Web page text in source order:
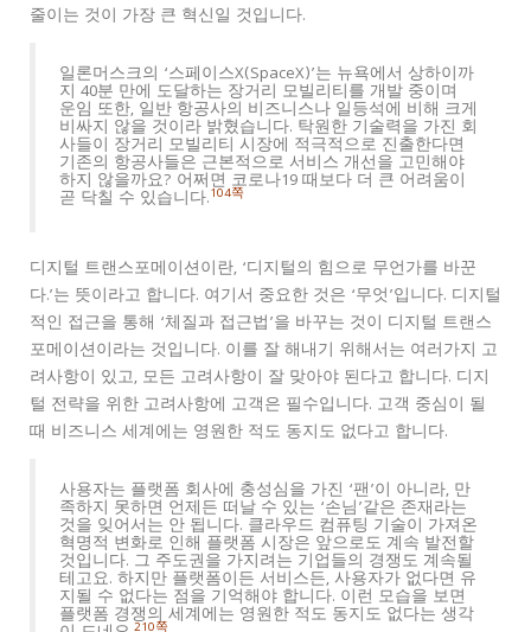
줄이는 것이 가장 큰 혁신일 것입니다.
일론머스크의 ‘스페이스X(SpaceX)’는 뉴욕에서 상하이까
지 40분 만에 도달하는 장거리 모빌리티를 개발 중이며
운임 또한, 일반 항공사의 비즈니스나 일등석에 비해 크게
비싸지 않을 것이라 밝혔습니다. 탁원한 기술력을 가진 회
사들이 장거리 모빌리티 시장에 적극적으로 진출한다면
기존의 항공사들은 근본적으로 서비스 개선을 고민해야
하지 않을까요? 어쩌면 코로나19 때보다 더 큰 어려움이
곧 닥칠 수 있습니다.104쪽
디지털 트랜스포메이션이란, ‘디지털의 힘으로 무언가를 바꾼
다.’는 뜻이라고 합니다. 여기서 중요한 것은 ‘무엇’입니다. 디지털
적인 접근을 통해 ‘체질과 접근법’을 바꾸는 것이 디지털 트랜스
포메이션이라는 것입니다. 이를 잘 해내기 위해서는 여러가지 고
려사항이 있고, 모든 고려사항이 잘 맞아야 된다고 합니다. 디지
털 전략을 위한 고려사항에 고객은 필수입니다. 고객 중심이 될
때 비즈니스 세계에는 영원한 적도 동지도 없다고 합니다.
사용자는 플랫폼 회사에 충성심을 가진 ‘팬’이 아니라, 만
족하지 못하면 언제든 떠날 수 있는 ‘손님’같은 존재라는
것을 잊어서는 안 됩니다. 클라우드 컴퓨팅 기술이 가져온
혁명적 변화로 인해 플랫폼 시장은 앞으로도 계속 발전할
것입니다. 그 주도권을 가지려는 기업들의 경쟁도 계속될
테고요. 하지만 플랫폼이든 서비스든, 사용자가 없다면 유
지될 수 없다는 점을 기억해야 합니다. 이런 모습을 보면
플랫폼 경쟁의 세계에는 영원한 적도 동지도 없다는 생각
210쪽